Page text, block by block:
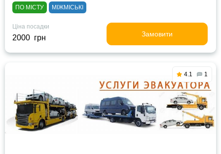
ПО МІСТУ МІЖМІСЬКІ
Ціна посадки
2000 грн Замовити
4.1 1